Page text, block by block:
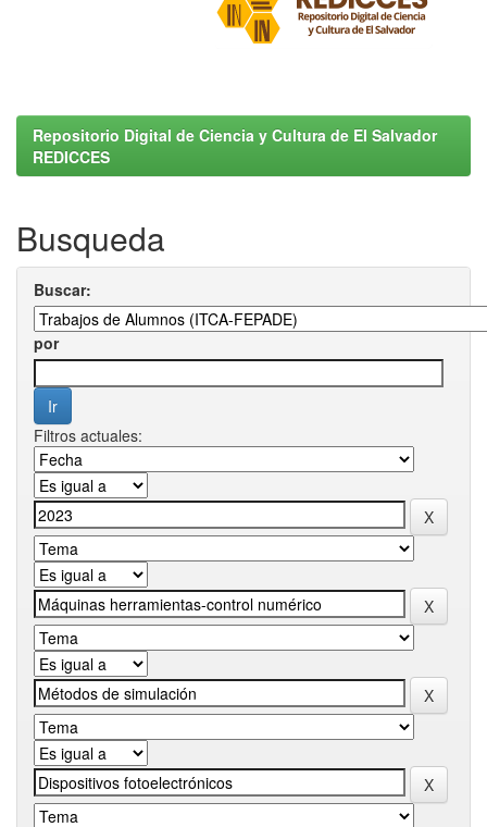
Repositorio Digital de Ciencia y Cultura de El Salvador
REDICCES
Busqueda
Buscar:
por
Filtros actuales: